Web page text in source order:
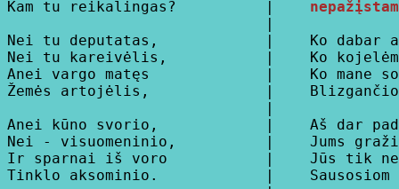
Kam tu reikalingas?          |
                             |
Nei tu deputatas,            |    Ko dabar
Nei tu kareivėlis,           |    Ko
Anei vargo matęs             |    Ko mane
Žemės artojėlis,             |    Blizgančion
                             |
Anei kūno svorio,            |    Aš dar
Nei - visuomeninio,          |    Jums
Ir sparnai iš voro           |    Jūs tik
Tinklo aksominio.            |    Sausosiom